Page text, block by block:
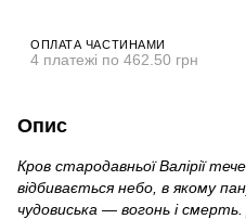
ОПЛАТА ЧАСТИНАМИ
4 платежі по 462.50 грн
Опис
Кров стародавньої Валірії тече
відбивається небо, в якому
чудовиська — вогонь і